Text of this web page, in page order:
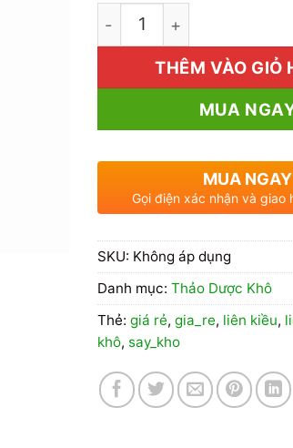
1kg Liên Kiều Giá Rẻ số
THÊM VÀO GIỎ
MUA
MUA NGAY
Gọi điện xác nhận và giao
SKU: Không áp dụng
Danh mục: Thảo Dược Khô
Thẻ: giá rẻ, gia_re, liên kiều,
khô, say_kho